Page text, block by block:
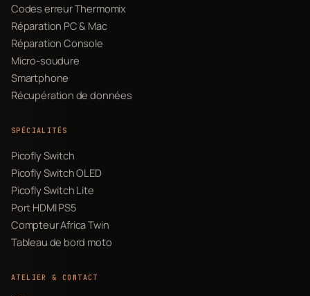
Codes erreur Thermomix
Réparation PC & Mac
Réparation Console
Micro-soudure
Smartphone
Récupération de données
SPÉCIALITÉS
Picofly Switch
Picofly Switch OLED
Picofly Switch Lite
Port HDMI PS5
Compteur Africa Twin
Tableau de bord moto
ATELIER & CONTACT